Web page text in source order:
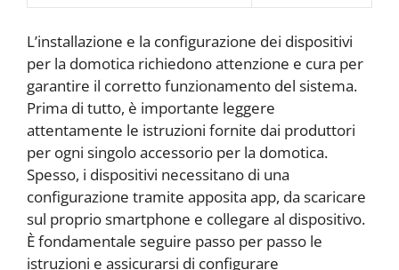
L’installazione e la configurazione dei dispositivi
per la domotica richiedono attenzione e cura per
garantire il corretto funzionamento del sistema.
Prima di tutto, è importante leggere
attentamente le istruzioni fornite dai produttori
per ogni singolo accessorio per la domotica.
Spesso, i dispositivi necessitano di una
configurazione tramite apposita app, da scaricare
sul proprio smartphone e collegare al dispositivo.
È fondamentale seguire passo per passo le
istruzioni e assicurarsi di configurare